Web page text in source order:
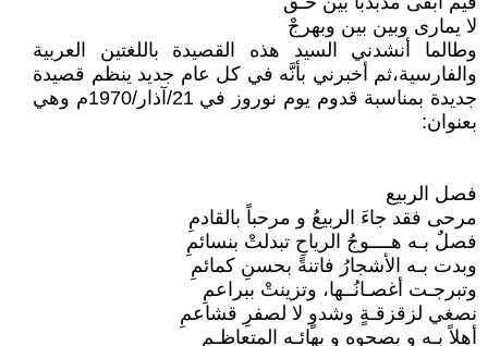
لا يمارى وبين بين وبهرجْ
وطالما أنشدني السيد هذه القصيدة باللغتين العربية
والفارسية،ثم أخبرني بأنَّه في كل عام جديد ينظم قصيدة
جديدة بمناسبة قدوم يوم نوروز في 21/آذار/1970م وهي
بعنوان:
فصل الربيع
مرحى فقد جاءَ الربيعُ و مرحباً بالقادمِ
فصلٌ بـه هــــوجُ الرياحِ تبدلتْ بنسائمِ
وبدت بـه الأشجارُ فاتنةً بحسنِ كمائمِ
وتبرجـت أغصـانُــها، وتزينتْ ببراعمِ
نصغي لزقزقـةٍ وشدوٍ لا لصفرِ قشاعمِ
أهلاً بـه و بصحوه و بهائـه المتعاظـمِ